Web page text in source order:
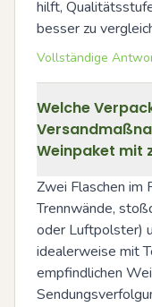
hilft,
besser zu
Vollständige
Welche
Weinpaket mit
Zwei Flaschen im
Trennwände,
oder Luftpolster)
idealerweise mit
empfindlichen